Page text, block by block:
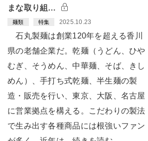
まな取り組…
麺類 特集 2025.10.23
石丸製麺は創業120年を超える香川
県の老舗企業だ。乾麺（うどん、ひや
むぎ、そうめん、中華麺、そば、きし
めん）、手打ち式乾麺、半生麺の製
造・販売を行い、東京、大阪、名古屋
に営業拠点を構える。こだわりの製法
で生み出す各種商品には根強いファン